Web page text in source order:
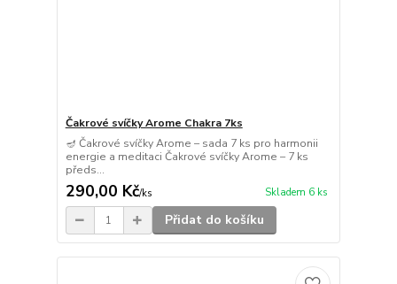
Čakrové svíčky Arome Chakra 7ks
🪔 Čakrové svíčky Arome – sada 7 ks pro harmonii
energie a meditaci Čakrové svíčky Arome – 7 ks
předs...
290,00 Kč/ks Skladem 6 ks
Přidat do košíku